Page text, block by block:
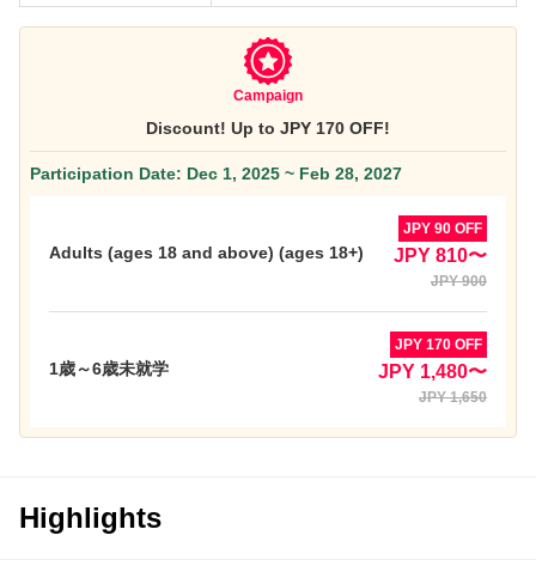
Campaign
Discount! Up to JPY 170 OFF!
Participation Date: Dec 1, 2025 ~ Feb 28, 2027
Adults (ages 18 and above) (ages 18+)
JPY 90 OFF
JPY 810〜
JPY 900
1歳～6歳未就学
JPY 170 OFF
JPY 1,480〜
JPY 1,650
Highlights